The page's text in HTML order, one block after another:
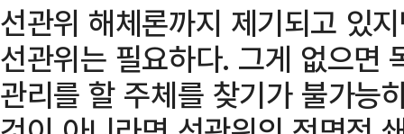
선관위 해체론까지 제기되고 있
선관위는 필요하다. 그게 없으면
관리를 할 주체를 찾기가 불가능